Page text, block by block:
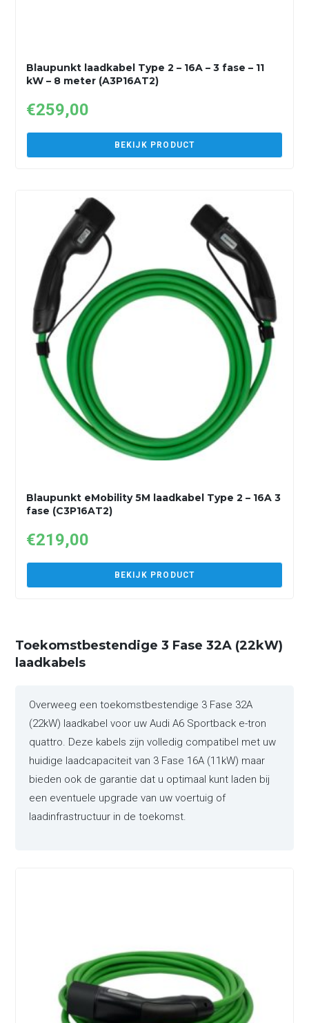
Blaupunkt laadkabel Type 2 – 16A – 3 fase – 11
kW – 8 meter (A3P16AT2)
€259,00
BEKIJK PRODUCT
Blaupunkt eMobility 5M laadkabel Type 2 – 16A 3
fase (C3P16AT2)
€219,00
BEKIJK PRODUCT
Toekomstbestendige 3 Fase 32A (22kW)
laadkabels
Overweeg een toekomstbestendige 3 Fase 32A
(22kW) laadkabel voor uw Audi A6 Sportback e-tron
quattro. Deze kabels zijn volledig compatibel met uw
huidige laadcapaciteit van 3 Fase 16A (11kW) maar
bieden ook de garantie dat u optimaal kunt laden bij
een eventuele upgrade van uw voertuig of
laadinfrastructuur in de toekomst.